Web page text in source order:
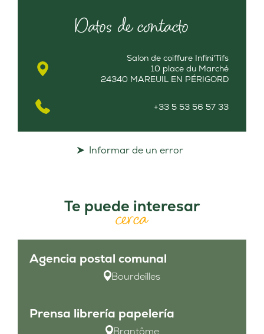
Datos de contacto
Salon de coiffure Infini'Tifs
10 place du Marché
24340 MAREUIL EN PÉRIGORD
+33 5 53 56 57 33
Informar de un error
Te puede interesar
cerca
Agencia postal comunal
Bourdeilles
Prensa librería papelería
Brantôme